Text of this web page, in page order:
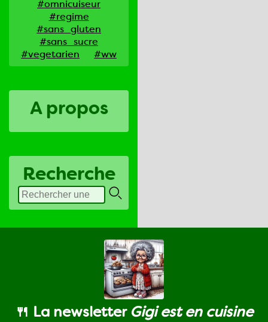
#omnicuiseur
#regime
#sans_gluten
#sans_sucre
#vegetarien
#ww
A propos
Recherche
🍴 La newsletter Gigi est en cuisine